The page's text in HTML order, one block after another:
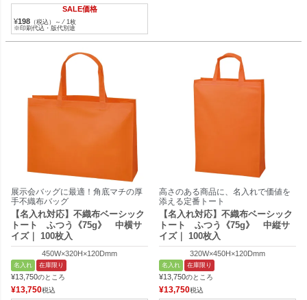
SALE価格
¥198 （税込）～ ⁄ 1枚
※印刷代込・版代別途
展示会バッグに最適！角底マチの厚
手不織布バッグ
【名入れ対応】不織布ベーシック
トート ふつう《75g》 中横サ
イズ｜ 100枚入
450W×320H×120Dmm
名入れ 在庫限り
¥13,750のところ
¥13,750税込
高さのある商品に、名入れで価値を
添える定番トート
【名入れ対応】不織布ベーシック
トート ふつう《75g》 中縦サ
イズ｜ 100枚入
320W×450H×120Dmm
名入れ 在庫限り
¥13,750のところ
¥13,750税込